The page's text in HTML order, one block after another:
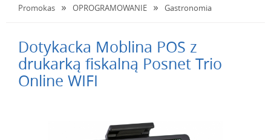
Promokas OPROGRAMOWANIE Gastronomia
Dotykacka Moblina POS z
drukarką fiskalną Posnet Trio
Online WIFI